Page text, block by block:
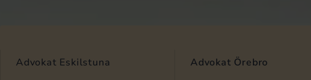
Advokat Eskilstuna
Advokat Örebro